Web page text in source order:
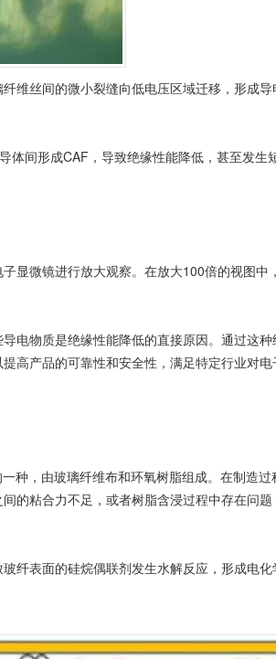
维丝间的微小裂缝向低电压区域迁移，形成导
体间形成CAF，导致绝缘性能降低，甚至发生
显微镜进行放大观察。在放大100倍的视图中
电物质是绝缘性能降低的直接原因。通过这种
高产品的可靠性和安全性，满足特定行业对电
种，由玻璃纤维布和环氧树脂组成。在制造过
的粘合力不足，或者树脂含浸过程中存在问
纤表面的硅烷偶联剂发生水解反应 ，形成电